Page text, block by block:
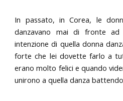
In passato, in Corea, le
danzavano mai di fronte
intenzione di quella donna
forte che lei dovette farlo a
erano molto felici e quando
unirono a quella danza